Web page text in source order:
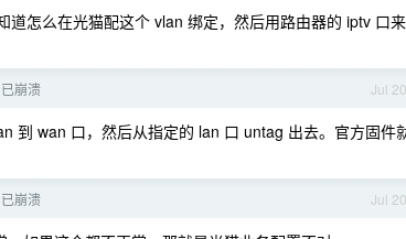
怎么在光猫配这个 vlan 绑定，然后用路由器的 iptv 口来
Jul 20
崩溃
到 wan 口，然后从指定的 lan 口 untag 出去。官方固件
Jul 20
崩溃